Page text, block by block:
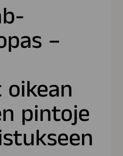
–
pintoje